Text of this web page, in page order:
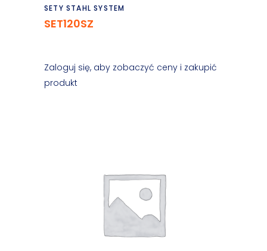
SETY STAHL SYSTEM
SET120SZ
Zaloguj się, aby zobaczyć ceny i zakupić
produkt